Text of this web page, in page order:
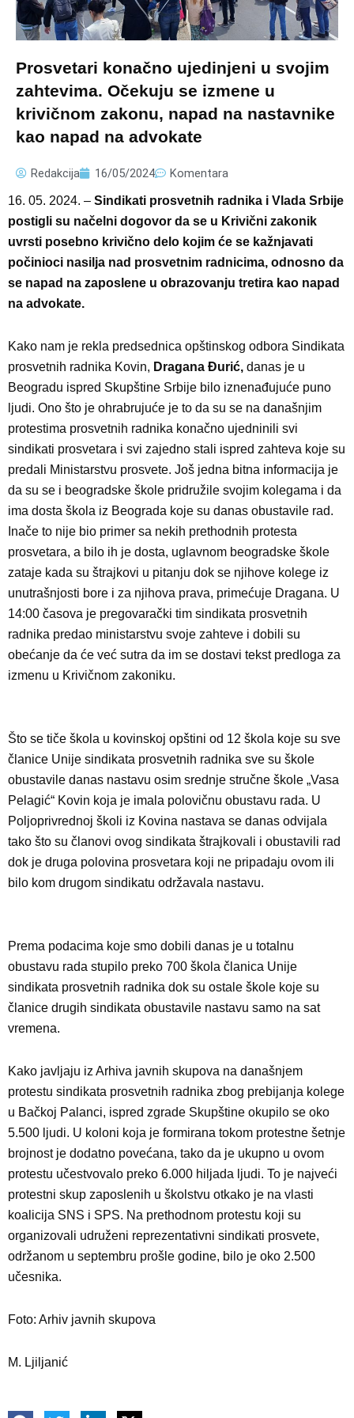
Prosvetari konačno ujedinjeni u svojim
zahtevima. Očekuju se izmene u
krivičnom zakonu, napad na nastavnike
kao napad na advokate
Redakcija 16/05/2024 Komentara
16. 05. 2024. – Sindikati prosvetnih radnika i Vlada Srbije
postigli su načelni dogovor da se u Krivični zakonik
uvrsti posebno krivično delo kojim će se kažnjavati
počinioci nasilja nad prosvetnim radnicima, odnosno da
se napad na zaposlene u obrazovanju tretira kao napad
na advokate.
Kako nam je rekla predsednica opštinskog odbora Sindikata
prosvetnih radnika Kovin, Dragana Đurić, danas je u
Beogradu ispred Skupštine Srbije bilo iznenađujuće puno
ljudi. Ono što je ohrabrujuće je to da su se na današnjim
protestima prosvetnih radnika konačno ujedninili svi
sindikati prosvetara i svi zajedno stali ispred zahteva koje su
predali Ministarstvu prosvete. Još jedna bitna informacija je
da su se i beogradske škole pridružile svojim kolegama i da
ima dosta škola iz Beograda koje su danas obustavile rad.
Inače to nije bio primer sa nekih prethodnih protesta
prosvetara, a bilo ih je dosta, uglavnom beogradske škole
zataje kada su štrajkovi u pitanju dok se njihove kolege iz
unutrašnjosti bore i za njihova prava, primećuje Dragana. U
14:00 časova je pregovarački tim sindikata prosvetnih
radnika predao ministarstvu svoje zahteve i dobili su
obećanje da će već sutra da im se dostavi tekst predloga za
izmenu u Krivičnom zakoniku.
Što se tiče škola u kovinskoj opštini od 12 škola koje su sve
članice Unije sindikata prosvetnih radnika sve su škole
obustavile danas nastavu osim srednje stručne škole „Vasa
Pelagić“ Kovin koja je imala polovičnu obustavu rada. U
Poljoprivrednoj školi iz Kovina nastava se danas odvijala
tako što su članovi ovog sindikata štrajkovali i obustavili rad
dok je druga polovina prosvetara koji ne pripadaju ovom ili
bilo kom drugom sindikatu održavala nastavu.
Prema podacima koje smo dobili danas je u totalnu
obustavu rada stupilo preko 700 škola članica Unije
sindikata prosvetnih radnika dok su ostale škole koje su
članice drugih sindikata obustavile nastavu samo na sat
vremena.
Kako javljaju iz Arhiva javnih skupova na današnjem
protestu sindikata prosvetnih radnika zbog prebijanja kolege
u Bačkoj Palanci, ispred zgrade Skupštine okupilo se oko
5.500 ljudi. U koloni koja je formirana tokom protestne šetnje
brojnost je dodatno povećana, tako da je ukupno u ovom
protestu učestvovalo preko 6.000 hiljada ljudi. To je najveći
protestni skup zaposlenih u školstvu otkako je na vlasti
koalicija SNS i SPS. Na prethodnom protestu koji su
organizovali udruženi reprezentativni sindikati prosvete,
održanom u septembru prošle godine, bilo je oko 2.500
učesnika.
Foto: Arhiv javnih skupova
M. Ljiljanić